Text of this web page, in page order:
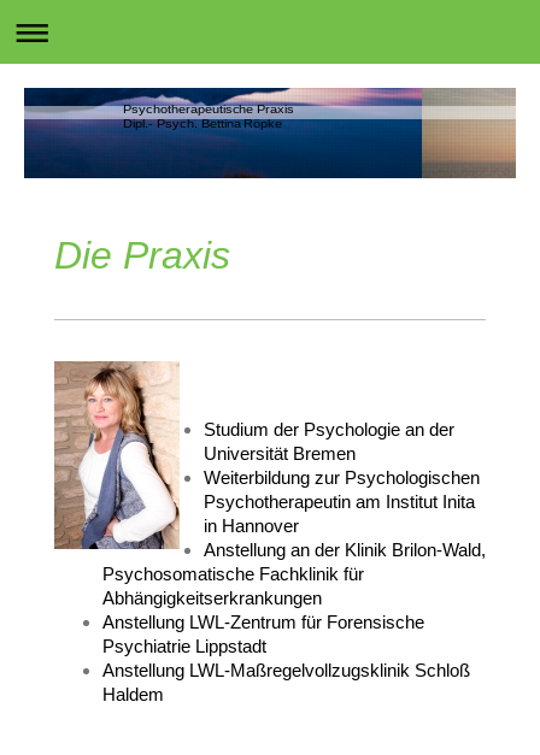
Psychotherapeutische Praxis
Dipl.- Psych. Bettina Röpke
Die Praxis
Studium der Psychologie an der
Universität Bremen
Weiterbildung zur Psychologischen
Psychotherapeutin am Institut Inita
in Hannover
Anstellung an der Klinik Brilon-Wald,
Psychosomatische Fachklinik für
Abhängigkeitserkrankungen
Anstellung LWL-Zentrum für Forensische
Psychiatrie Lippstadt
Anstellung LWL-Maßregelvollzugsklinik Schloß
Haldem